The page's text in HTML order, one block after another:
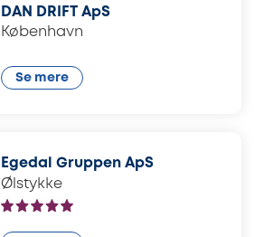
DAN DRIFT ApS
København
Se mere
Egedal Gruppen ApS
Ølstykke